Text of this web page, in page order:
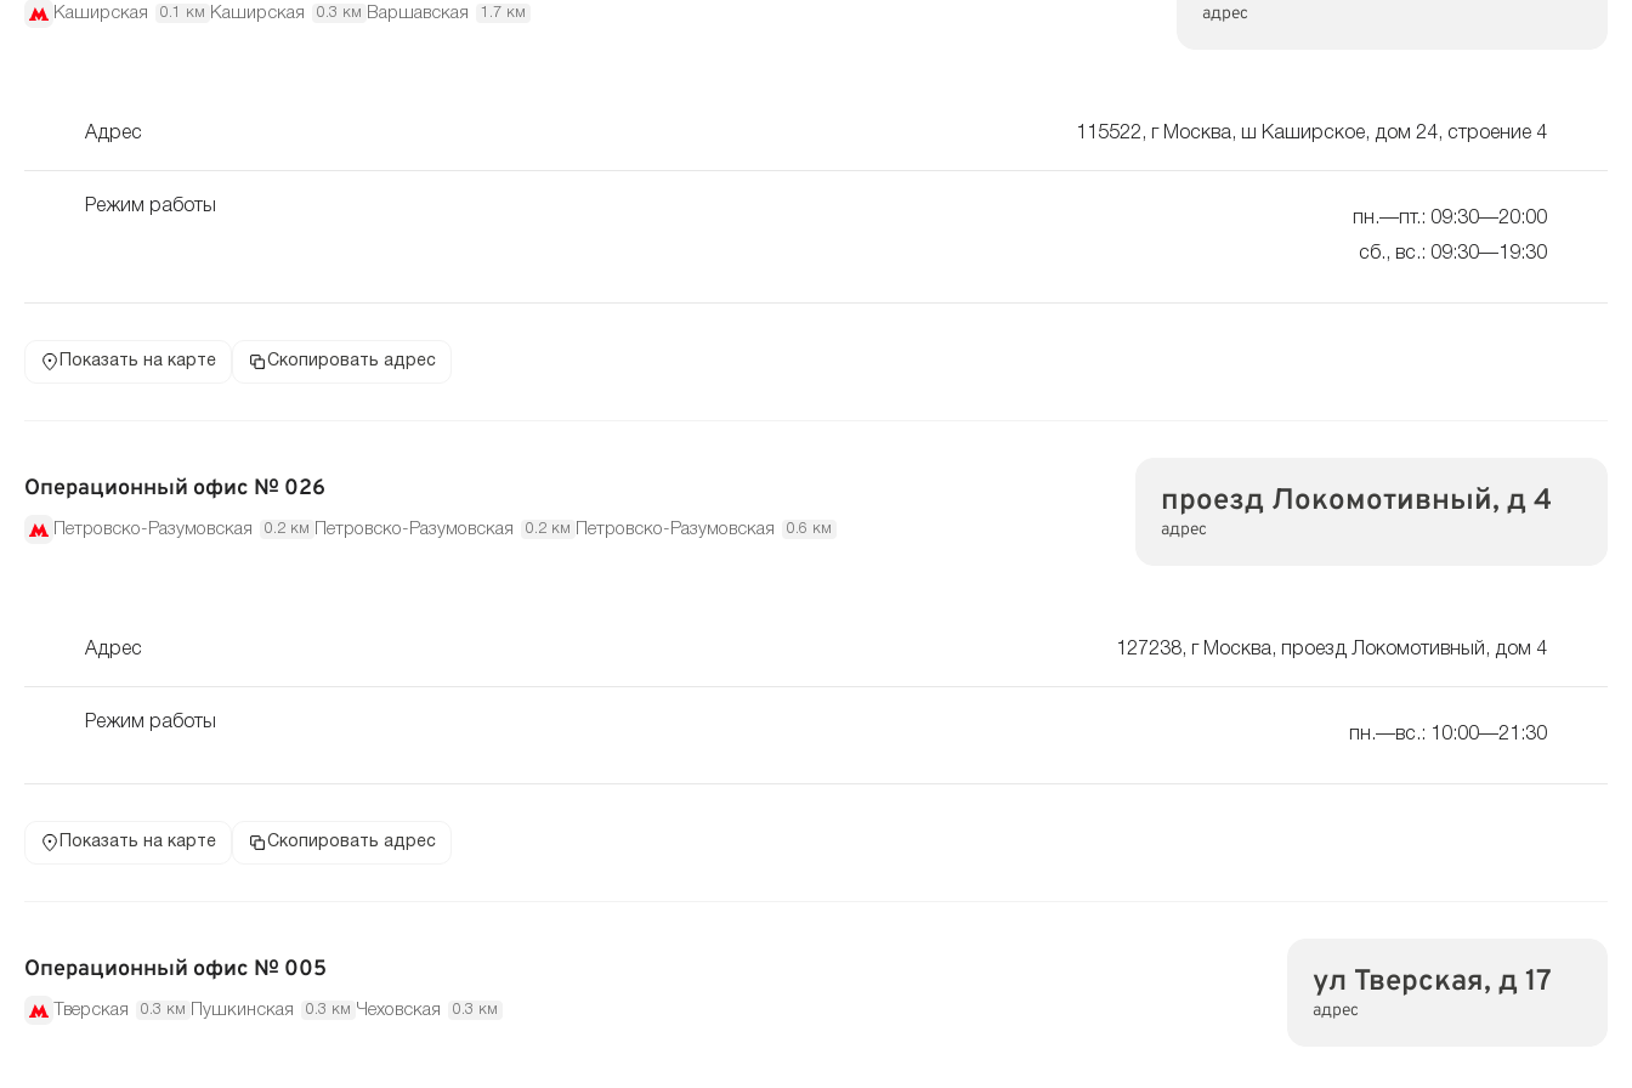
Каширская 0.1 км Каширская 0.3 км Варшавская 1.7 км адрес
Адрес 115522, г Москва, ш Каширское, дом 24, строение 4
Режим работы
пн.—пт.: 09:30—20:00
сб., вс.: 09:30—19:30
Показать на карте Скопировать адрес
Операционный офис № 026
Петровско-Разумовская 0.2 км Петровско-Разумовская 0.2 км Петровско-Разумовская 0.6 км
проезд Локомотивный, д 4
адрес
Адрес 127238, г Москва, проезд Локомотивный, дом 4
Режим работы
пн.—вс.: 10:00—21:30
Показать на карте Скопировать адрес
Операционный офис № 005
Тверская 0.3 км Пушкинская 0.3 км Чеховская 0.3 км
ул Тверская, д 17
адрес